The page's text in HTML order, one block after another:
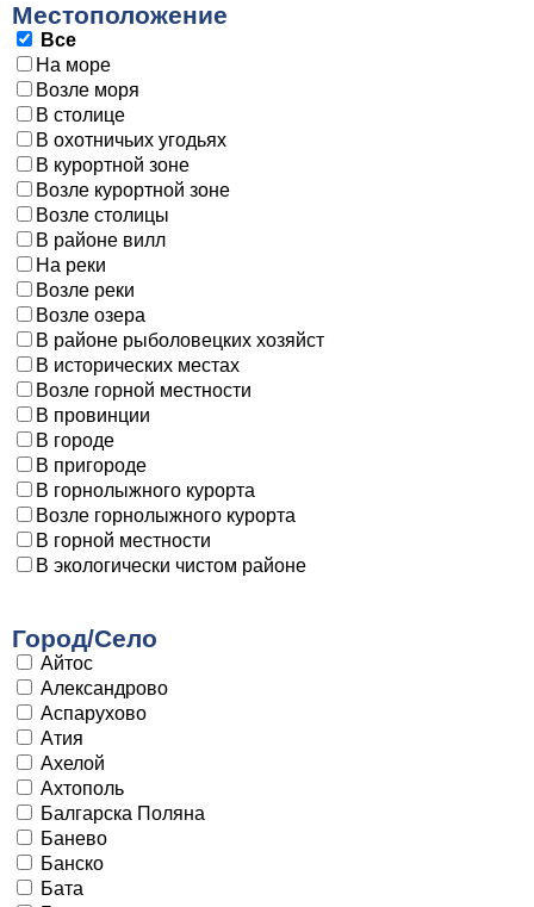
Местоположение
Все
На море
Возле моря
В столице
В охотничьих угодьях
В курортной зоне
Возле курортной зоне
Возле столицы
В районе вилл
На реки
Возле реки
Возле озера
В районе рыболовецких хозяйст
В исторических местах
Возле горной местности
В провинции
В городе
В пригороде
В горнолыжного курорта
Возле горнолыжного курорта
В горной местности
В экологически чистом районе
Город/Село
Айтос
Александрово
Аспарухово
Атия
Ахелой
Ахтополь
Балгарска Поляна
Банево
Банско
Бата